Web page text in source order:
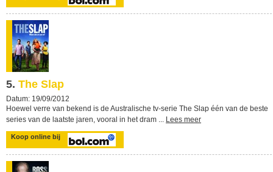
5. The Slap
Datum: 19/09/2012
Hoewel verre van bekend is de Australische tv-serie The Slap één van de beste
series van de laatste jaren, vooral in het dram ... Lees meer
Koop online bij